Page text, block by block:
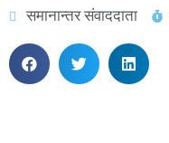
समानान्तर संवाददाता